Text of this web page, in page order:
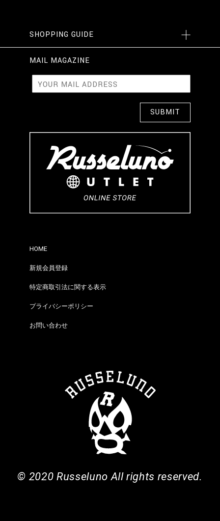
SHOPPING GUIDE
MAIL MAGAZINE
HOME
新規会員登録
特定商取引法に関する表示
プライバシーポリシー
お問い合わせ
© 2020 Russeluno All rights reserved.